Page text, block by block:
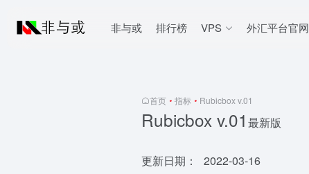
非与或 排行榜 VPS 外汇平台官网
首页 • 指标 • Rubicbox v.01
Rubicbox v.01 最新版
更新日期：
2022-03-16